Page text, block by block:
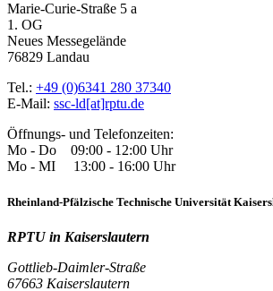
Marie-Curie-Straße 5 a
1. OG
Neues Messegelände
76829 Landau
Tel.: +49 (0)6341 280 37340
E-Mail: ssc-ld[at]rptu.de
Öffnungs- und Telefonzeiten:
Mo - Do 09:00 - 12:00 Uhr
Mo - MI 13:00 - 16:00 Uhr
Rheinland-Pfälzische Technische Universität
RPTU in Kaiserslautern
Gottlieb-Daimler-Straße
67663 Kaiserslautern